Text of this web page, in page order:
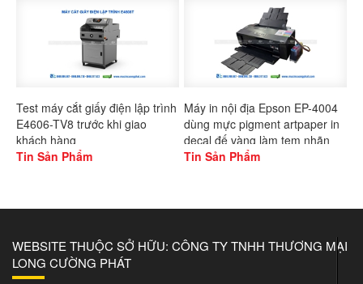
Test máy cắt giấy điện lập trình
E4606-TV8 trước khi giao
khách hàng
Tin Sản Phẩm
Máy in nội địa Epson EP-4004
dùng mực pigment artpaper in
decal đế vàng làm tem nhãn
Tin Sản Phẩm
WEBSITE THUỘC SỞ HỮU: CÔNG TY TNHH THƯƠNG MẠI
LONG CƯỜNG PHÁT